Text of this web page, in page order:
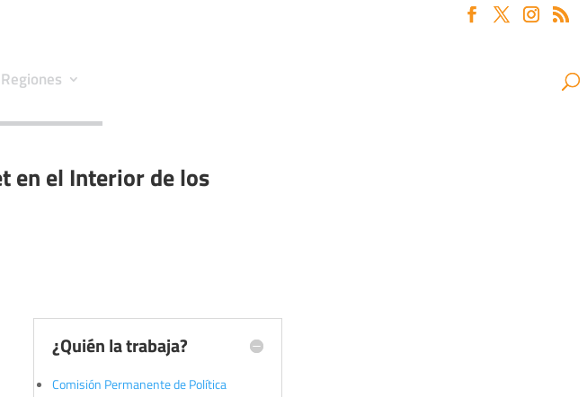
Regiones
en el Interior de los
¿Quién la trabaja?
Comisión Permanente de Política